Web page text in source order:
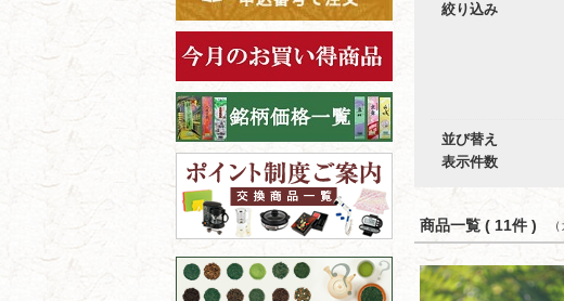
絞り込み
並び替え
表示件数
商品一覧 ( 11件 ) （